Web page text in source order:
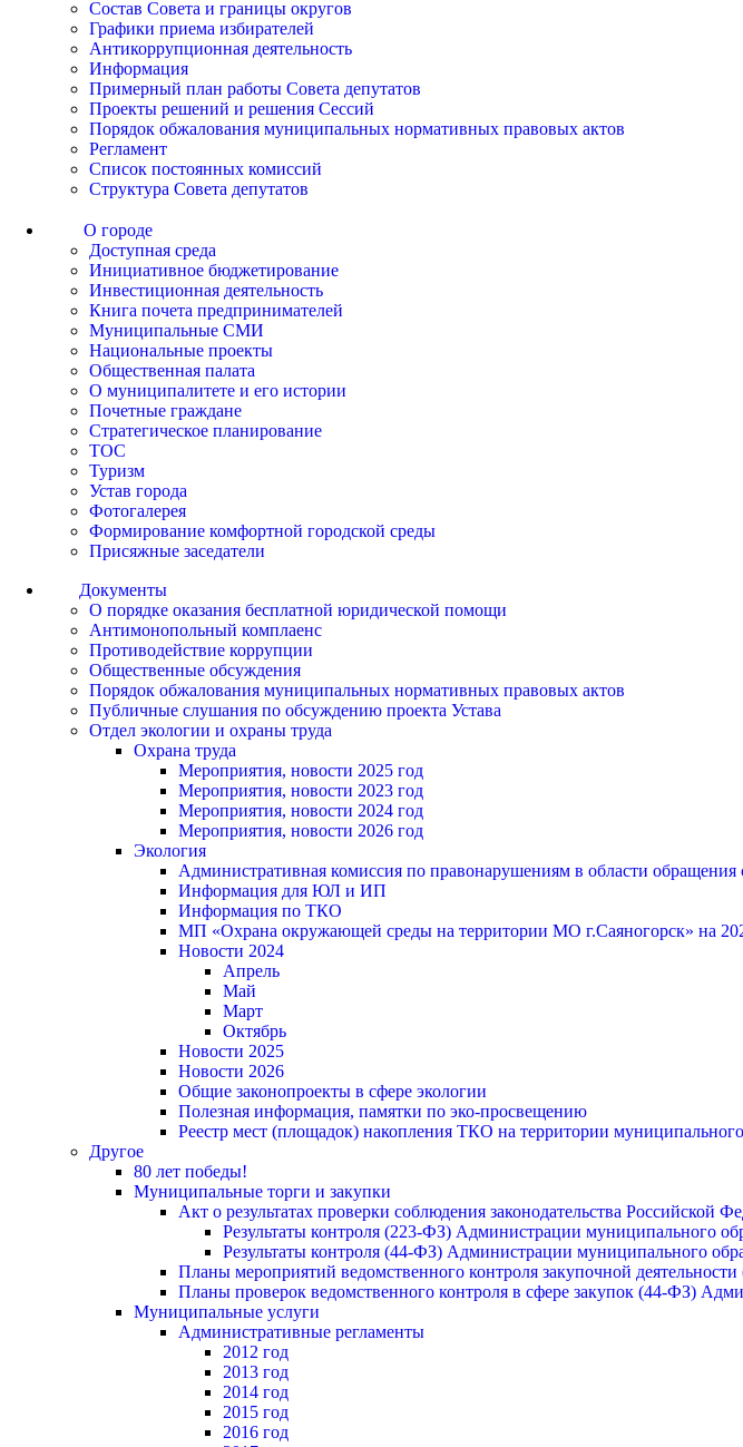
Состав Совета и границы округов
Графики приема избирателей
Антикоррупционная деятельность
Информация
Примерный план работы Совета депутатов
Проекты решений и решения Сессий
Порядок обжалования муниципальных нормативных правовых актов
Регламент
Список постоянных комиссий
Структура Совета депутатов
О городе
Доступная среда
Инициативное бюджетирование
Инвестиционная деятельность
Книга почета предпринимателей
Муниципальные СМИ
Национальные проекты
Общественная палата
О муниципалитете и его истории
Почетные граждане
Стратегическое планирование
ТОС
Туризм
Устав города
Фотогалерея
Формирование комфортной городской среды
Присяжные заседатели
Документы
О порядке оказания бесплатной юридической помощи
Антимонопольный комплаенс
Противодействие коррупции
Общественные обсуждения
Порядок обжалования муниципальных нормативных правовых актов
Публичные слушания по обсуждению проекта Устава
Отдел экологии и охраны труда
Охрана труда
Мероприятия, новости 2025 год
Мероприятия, новости 2023 год
Мероприятия, новости 2024 год
Мероприятия, новости 2026 год
Экология
Административная комиссия по правонарушениям в области обращения
Информация для ЮЛ и ИП
Информация по ТКО
МП «Охрана окружающей среды на территории МО г.Саяногорск» на
Новости 2024
Апрель
Май
Март
Октябрь
Новости 2025
Новости 2026
Общие законопроекты в сфере экологии
Полезная информация, памятки по эко-просвещению
Реестр мест (площадок) накопления ТКО на территории
Другое
80 лет победы!
Муниципальные торги и закупки
Акт о результатах проверки соблюдения законодательства
Результаты контроля (223-ФЗ) Администрации муниципального
Результаты контроля (44-ФЗ) Администрации муниципального
Планы мероприятий ведомственного контроля закупочной
Планы проверок ведомственного контроля в сфере закупок (44-ФЗ)
Муниципальные услуги
Административные регламенты
2012 год
2013 год
2014 год
2015 год
2016 год